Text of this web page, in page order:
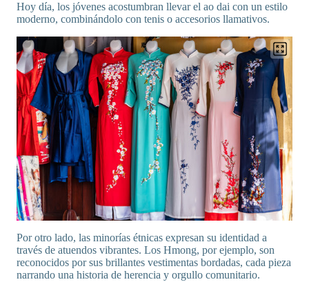
Hoy día, los jóvenes acostumbran llevar el ao dai con un estilo
moderno, combinándolo con tenis o accesorios llamativos.
Por otro lado, las minorías étnicas expresan su identidad a
través de atuendos vibrantes. Los Hmong, por ejemplo, son
reconocidos por sus brillantes vestimentas bordadas, cada pieza
narrando una historia de herencia y orgullo comunitario.